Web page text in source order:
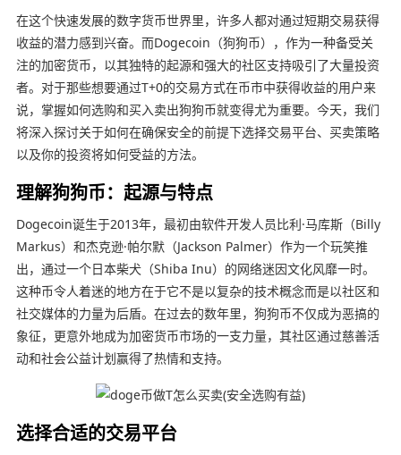
在这个快速发展的数字货币世界里，许多人都对通过短期交易获得
收益的潜力感到兴奋。而Dogecoin（狗狗币），作为一种备受关
注的加密货币，以其独特的起源和强大的社区支持吸引了大量投资
者。对于那些想要通过T+0的交易方式在币市中获得收益的用户来
说，掌握如何选购和买入卖出狗狗币就变得尤为重要。今天，我们
将深入探讨关于如何在确保安全的前提下选择交易平台、买卖策略
以及你的投资将如何受益的方法。
理解狗狗币：起源与特点
Dogecoin诞生于2013年，最初由软件开发人员比利·马库斯（Billy
Markus）和杰克逊·帕尔默（Jackson Palmer）作为一个玩笑推
出，通过一个日本柴犬（Shiba Inu）的网络迷因文化风靡一时。
这种币令人着迷的地方在于它不是以复杂的技术概念而是以社区和
社交媒体的力量为后盾。在过去的数年里，狗狗币不仅成为恶搞的
象征，更意外地成为加密货币市场的一支力量，其社区通过慈善活
动和社会公益计划赢得了热情和支持。
选择合适的交易平台